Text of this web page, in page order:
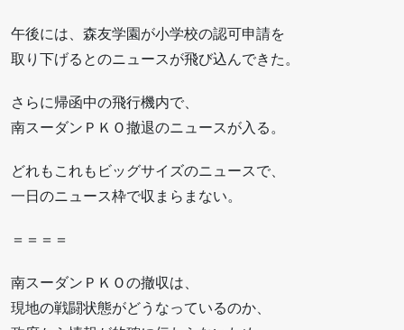
午後には、森友学園が小学校の認可申請を
取り下げるとのニュースが飛び込んできた。
さらに帰函中の飛行機内で、
南スーダンＰＫＯ撤退のニュースが入る。
どれもこれもビッグサイズのニュースで、
一日のニュース枠で収まらまない。
＝＝＝＝
南スーダンＰＫＯの撤収は、
現地の戦闘状態がどうなっているのか、